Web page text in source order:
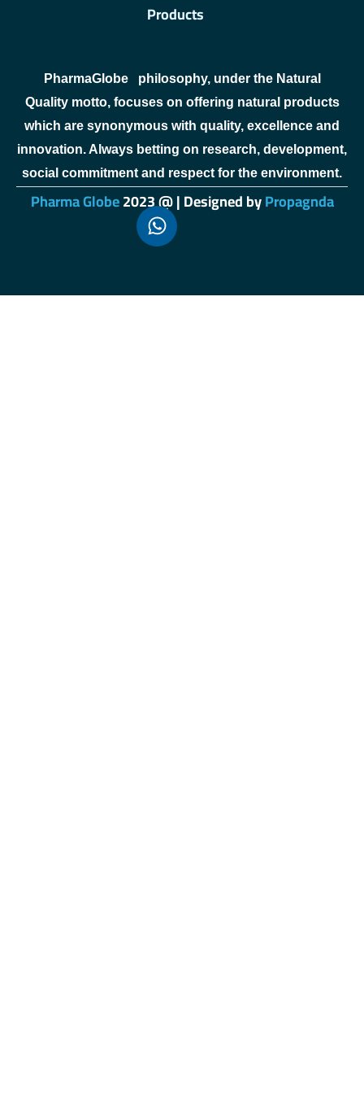
Products
PharmaGlobephilosophy, under the Natural
Quality motto, focuses on offering natural products
which are synonymous with quality, excellence and
innovation. Always betting on research, development,
social commitment and respect for the environment.
sweet bonanza
Pharma Globe2023 @ | Designed byPropagnda